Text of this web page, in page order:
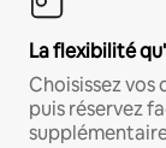
La flexibilité
Choisissez
puis réservez